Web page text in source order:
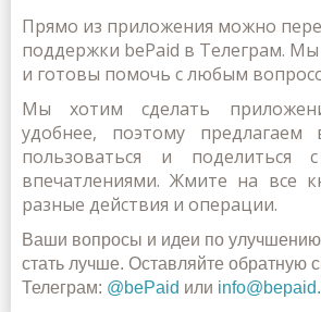
Прямо из приложения можно
поддержки bePaid в Телеграм. Мы
и готовы помочь с любым
Мы хотим сделать
удобнее, поэтому
пользоваться и поделиться
впечатлениями. Жмите на все
разные действия и операции.
Ваши вопросы и идеи по улучшению
стать лучше. Оставляйте обратную
Телеграм: @bePaid или